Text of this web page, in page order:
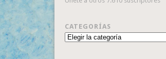
CATEGORÍAS
Categorías